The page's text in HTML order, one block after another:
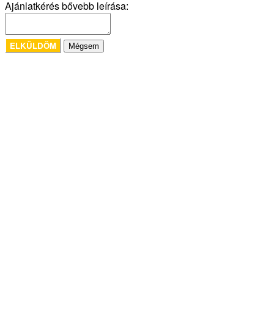
Ajánlatkérés bővebb leírása:
ELKÜLDÖM Mégsem